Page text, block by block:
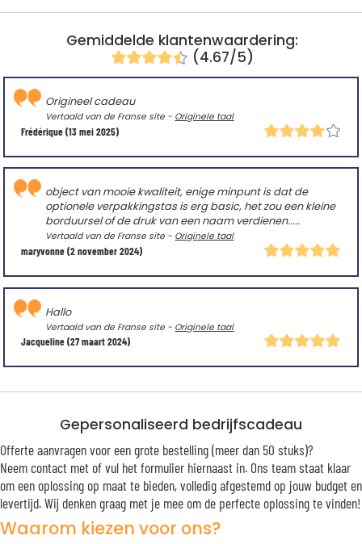
Gemiddelde klantenwaardering:
(4.67/5)
Frédérique(13 mei 2025)
Origineel cadeau
Vertaald van de Franse site - Originele taal
maryvonne(2 november 2024)
object van mooie kwaliteit, enige minpunt is dat de
optionele verpakkingstas is erg basic, het zou een kleine
borduursel of de druk van een naam verdienen.....
Vertaald van de Franse site - Originele taal
Jacqueline(27 maart 2024)
Hallo
Vertaald van de Franse site - Originele taal
Gepersonaliseerd bedrijfscadeau
Offerte aanvragen voor een grote bestelling (meer dan 50 stuks)?
Neem contact met of vul het formulier hiernaast in. Ons team staat klaar
om een oplossing op maat te bieden, volledig afgestemd op jouw budget en
levertijd. Wij denken graag met je mee om de perfecte oplossing te vinden!
Waarom kiezen voor ons?